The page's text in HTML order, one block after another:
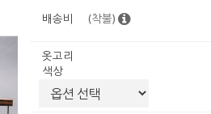
배송비 (착불)
옷고리
색상